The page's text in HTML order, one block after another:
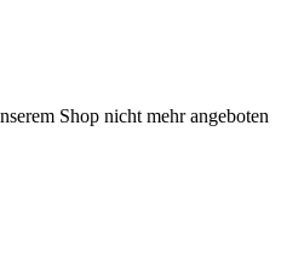
Shop nicht mehr angeboten